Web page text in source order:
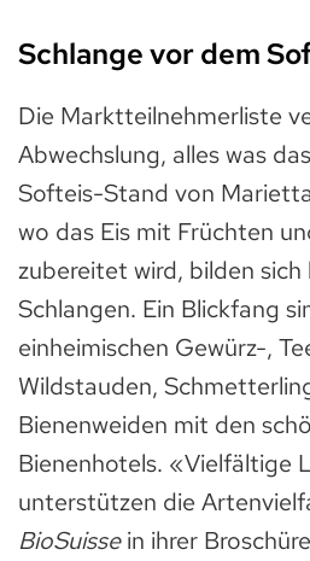
Schlange vor dem
Die Marktteilnehmerliste
Abwechslung, alles was
Softeis-Stand von
wo das Eis mit Früchten
zubereitet wird, bilden sich
Schlangen. Ein Blickfang
einheimischen Gewürz-,
Wildstauden,
Bienenweiden mit den
Bienenhotels. «Vielfältige
unterstützen die
BioSuissein ihrer